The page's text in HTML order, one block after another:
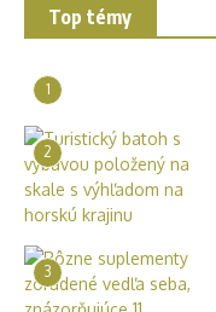
Top témy
1
2
3